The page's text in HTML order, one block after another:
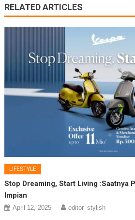
RELATED ARTICLES
LIFESTYLE
Stop Dreaming, Start Living :Saatnya
Impian
April 12, 2025 editor_stylish